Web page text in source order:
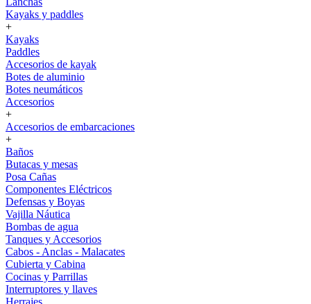
Kayaks y paddles
+
Kayaks
Paddles
Accesorios de kayak
Botes de aluminio
Botes neumáticos
Accesorios
+
Accesorios de embarcaciones
+
Baños
Butacas y mesas
Posa Cañas
Componentes Eléctricos
Defensas y Boyas
Vajilla Náutica
Bombas de agua
Tanques y Accesorios
Cabos - Anclas - Malacates
Cubierta y Cabina
Cocinas y Parrillas
Interruptores y llaves
Herrajes